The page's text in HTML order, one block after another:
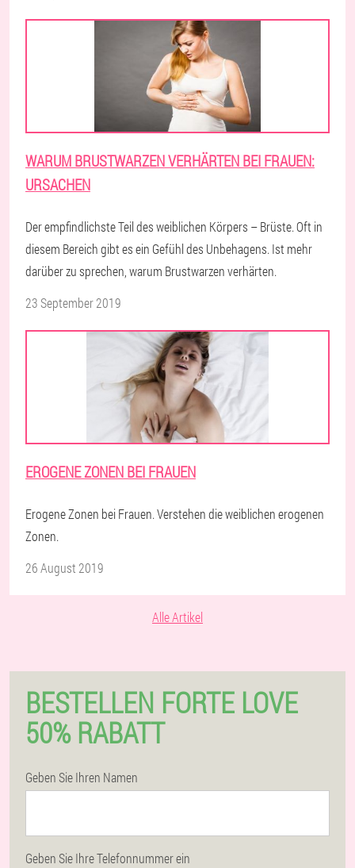
WARUM BRUSTWARZEN VERHÄRTEN BEI FRAUEN:
URSACHEN
Der empfindlichste Teil des weiblichen Körpers – Brüste. Oft in
diesem Bereich gibt es ein Gefühl des Unbehagens. Ist mehr
darüber zu sprechen, warum Brustwarzen verhärten.
23 September 2019
EROGENE ZONEN BEI FRAUEN
Erogene Zonen bei Frauen. Verstehen die weiblichen erogenen
Zonen.
26 August 2019
Alle Artikel
BESTELLEN FORTE LOVE
50% RABATT
Geben Sie Ihren Namen
Geben Sie Ihre Telefonnummer ein